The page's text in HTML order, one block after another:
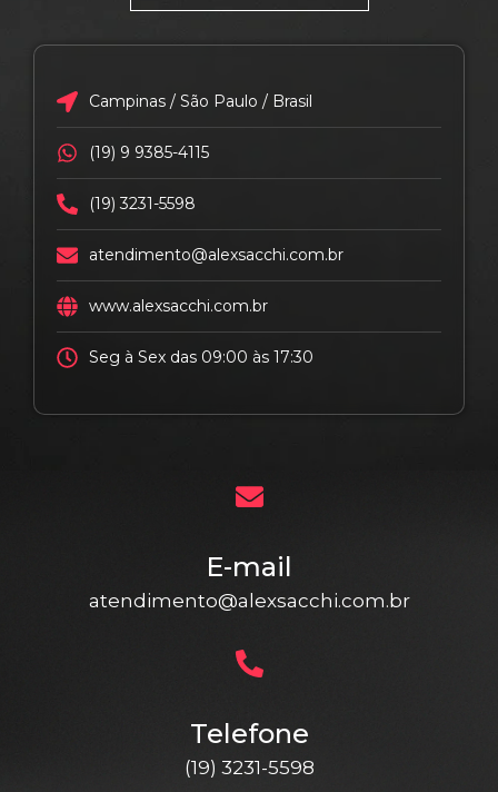
Campinas / São Paulo / Brasil
(19) 9 9385-4115
(19) 3231-5598
atendimento@alexsacchi.com.br
www.alexsacchi.com.br
Seg à Sex das 09:00 às 17:30
E-mail
atendimento@alexsacchi.com.br
Telefone
(19) 3231-5598